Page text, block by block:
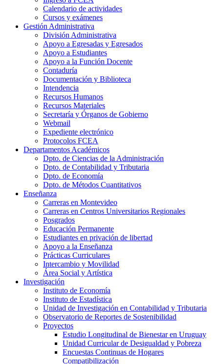
Calendario de actividades
Cursos y exámenes
Gestión Administrativa
División Administrativa
Apoyo a Egresadas y Egresados
Apoyo a Estudiantes
Apoyo a la Función Docente
Contaduría
Documentación y Biblioteca
Intendencia
Recursos Humanos
Recursos Materiales
Secretaría y Órganos de Gobierno
Webmail
Expediente electrónico
Protocolos FCEA
Departamentos Académicos
Dpto. de Ciencias de la Administración
Dpto. de Contabilidad y Tributaria
Dpto. de Economía
Dpto. de Métodos Cuantitativos
Enseñanza
Carreras en Montevideo
Carreras en Centros Universitarios Regionales
Posgrados
Educación Permanente
Estudiantes en privación de libertad
Apoyo a la Enseñanza
Prácticas Curriculares
Intercambio y Movilidad
Área Social y Artística
Investigación
Instituto de Economía
Instituto de Estadística
Unidad de Investigación en Contabilidad y Tributaria
Observatorio de Reportes de Sostenibilidad
Proyectos
Estudio Longitudinal de Bienestar en Uruguay
Unidad Curricular de Desigualdad y Pobreza
Encuestas Continuas de Hogares
Compatibilización